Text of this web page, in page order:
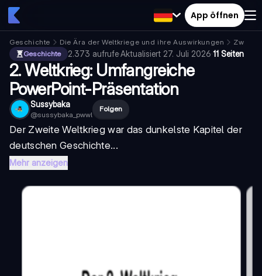
App öffnen
Geschichte Die Ära der Weltkriege und ihre Auswirkungen
Zweiter
Geschichte
2.373 aufrufe·Aktualisiert 27. Juli 2026·11 Seiten
2. Weltkrieg: Umfangreiche
PowerPoint-Präsentation
Sussybaka
@sussybaka_pwwl
Folgen
Der Zweite Weltkrieg war das dunkelste Kapitel der
deutschen Geschichte...
Mehr anzeigen